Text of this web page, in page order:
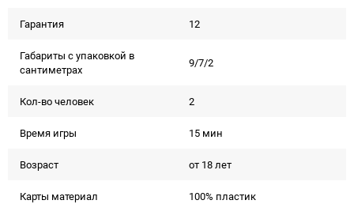
Гарантия 12
Габариты с упаковкой в
сантиметрах
9/7/2
Кол-во человек 2
Время игры 15 мин
Возраст от 18 лет
Карты материал 100% пластик